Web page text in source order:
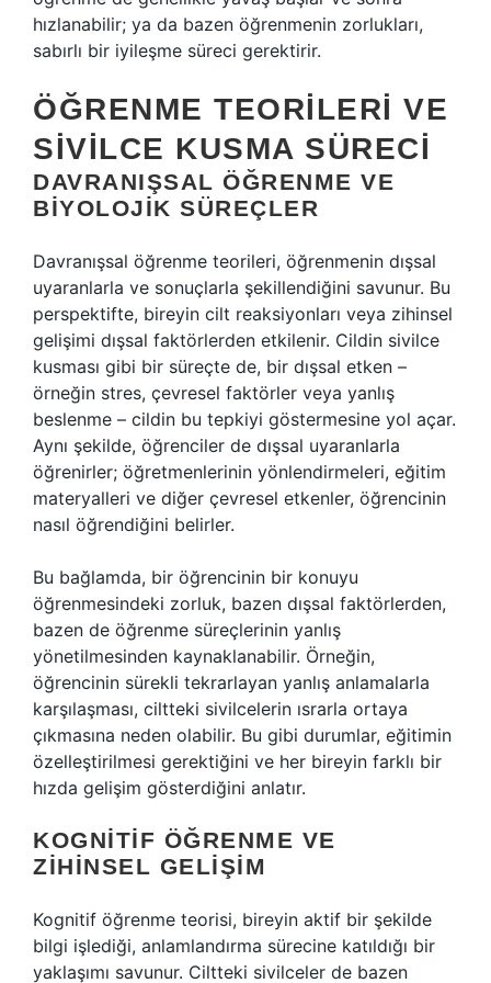
hızlanabilir; ya da bazen öğrenmenin zorlukları,
sabırlı bir iyileşme süreci gerektirir.
ÖĞRENME TEORILERI VE
SIVILCE KUSMA SÜRECI
DAVRANIŞSAL ÖĞRENME VE
BIYOLOJIK SÜREÇLER
Davranışsal öğrenme teorileri, öğrenmenin dışsal
uyaranlarla ve sonuçlarla şekillendiğini savunur. Bu
perspektifte, bireyin cilt reaksiyonları veya zihinsel
gelişimi dışsal faktörlerden etkilenir. Cildin sivilce
kusması gibi bir süreçte de, bir dışsal etken –
örneğin stres, çevresel faktörler veya yanlış
beslenme – cildin bu tepkiyi göstermesine yol açar.
Aynı şekilde, öğrenciler de dışsal uyaranlarla
öğrenirler; öğretmenlerinin yönlendirmeleri, eğitim
materyalleri ve diğer çevresel etkenler, öğrencinin
nasıl öğrendiğini belirler.
Bu bağlamda, bir öğrencinin bir konuyu
öğrenmesindeki zorluk, bazen dışsal faktörlerden,
bazen de öğrenme süreçlerinin yanlış
yönetilmesinden kaynaklanabilir. Örneğin,
öğrencinin sürekli tekrarlayan yanlış anlamalarla
karşılaşması, ciltteki sivilcelerin ısrarla ortaya
çıkmasına neden olabilir. Bu gibi durumlar, eğitimin
özelleştirilmesi gerektiğini ve her bireyin farklı bir
hızda gelişim gösterdiğini anlatır.
KOGNITIF ÖĞRENME VE
ZIHINSEL GELIŞIM
Kognitif öğrenme teorisi, bireyin aktif bir şekilde
bilgi işlediği, anlamlandırma sürecine katıldığı bir
yaklaşımı savunur. Ciltteki sivilceler de bazen